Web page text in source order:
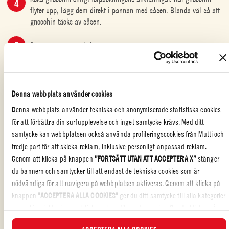
Denna webbplats använder cookies
Denna webbplats använder tekniska och anonymiserade statistiska cookies
för att förbättra din surfupplevelse och inget samtycke krävs. Med ditt
samtycke kan webbplatsen också använda profileringscookies från Mutti och
tredje part för att skicka reklam, inklusive personligt anpassad reklam.
Genom att klicka på knappen ”FORTSÄTT UTAN ATT ACCEPTERA X”stänger
du bannern och samtycker till att endast de tekniska cookies som är
nödvändiga för att navigera på webbplatsen aktiveras. Genom att klicka på
knappen "ACCEPTERA ALLA COOKIES" ger du ditt samtycke till alla kategorier
knappen"AVVISA ALLA COOKIES" aktiveras endast tekniska cookies och
flyter upp, lägg dem direkt i pannan med såsen. Blanda väl så att
gnocchin täcks av såsen.
Servera genast med riven parmesan.
SNABB OCH LÄCKER
FAMILJ,PASTA
CHORIZO-GNOCCHI – KRÄMIG OCH HET
PASTAGLÄDJE
Chorizo-gnocchiär en fyllig och enkel vardagsrättdärkryddig chorizo,
En nypa chili och rosmarin ger rättendjup och arom, vilket gör detta till